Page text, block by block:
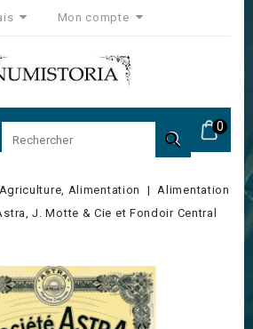
Mon compte
0

Agriculture, Alimentation
Alimentation
J. Motte & Cie et Fondoir Central